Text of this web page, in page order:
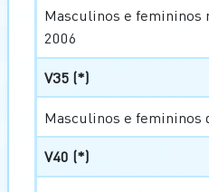
Masculinos e femininos
2006
V35 (*)
Masculinos e femininos
V40 (*)